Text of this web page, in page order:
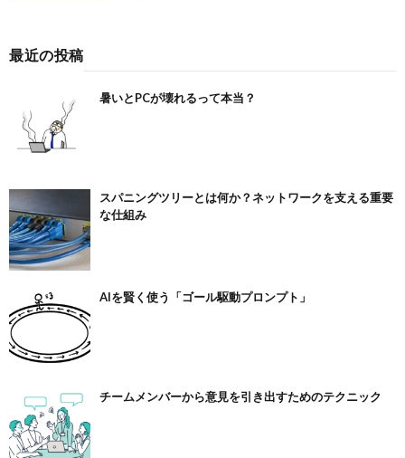
最近の投稿
暑いとPCが壊れるって本当？
スパニングツリーとは何か？ネットワークを支える重要
な仕組み
AIを賢く使う「ゴール駆動プロンプト」
チームメンバーから意見を引き出すためのテクニック